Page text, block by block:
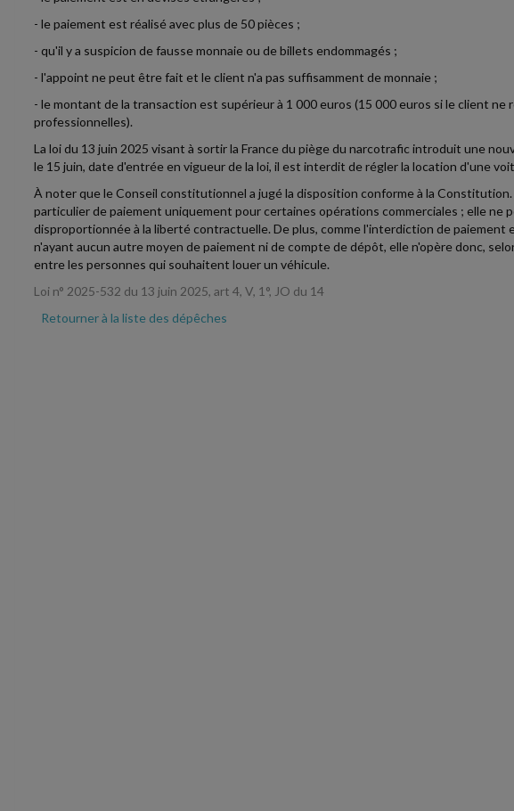
- le paiement est réalisé avec plus de 50 pièces ;
- qu'il y a suspicion de fausse monnaie ou de billets endommagés ;
- l'appoint ne peut être fait et le client n'a pas suffisamment de monnaie ;
- le montant de la transaction est supérieur à 1 000 euros (15 000 euros si le client ne
professionnelles).
La loi du 13 juin 2025 visant à sortir la France du piège du narcotrafic introduit une
le 15 juin, date d'entrée en vigueur de la loi, il est interdit de régler la location d'une
À noter que le Conseil constitutionnel a jugé la disposition conforme à la
particulier de paiement uniquement pour certaines opérations commerciales ; elle
disproportionnée à la liberté contractuelle. De plus, comme l'interdiction de paiement
n'ayant aucun autre moyen de paiement ni de compte de dépôt, elle n'opère donc,
entre les personnes qui souhaitent louer un véhicule.
Loi n° 2025-532 du 13 juin 2025, art 4, V, 1°, JO du 14
Retourner à la liste des dépêches